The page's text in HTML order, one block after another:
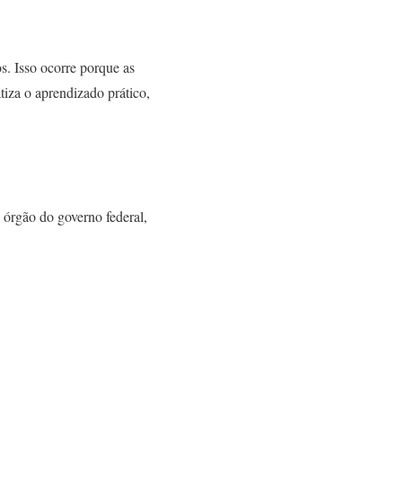
Isso ocorre porque as
o aprendizado prático,
do governo federal,